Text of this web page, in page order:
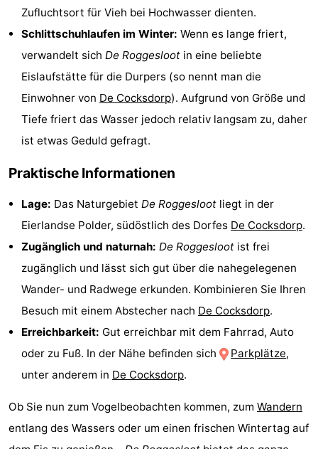
Hoogelandt
Beach
Texel
De
Texel
Kustpark
Texel
-
Sluftervallei
Strandhuys
-
Villapark
Residentie
Villapark
Hotels
(mit
Frühstück)
Lastminutes
Strand
Zufluchtsort für Vieh bei Hochwasser dienten.
Schlittschuhlaufen im Winter: Wenn es lange friert,
verwandelt sich De Roggesloot in eine beliebte
Eislaufstätte für die Durpers (so nennt man die
Einwohner von De Cocksdorp). Aufgrund von Größe und
Tiefe friert das Wasser jedoch relativ langsam zu, daher
ist etwas Geduld gefragt.
Praktische Informationen
Lage: Das Naturgebiet De Roggesloot liegt in der
Eierlandse Polder, südöstlich des Dorfes De Cocksdorp.
Zugänglich und naturnah: De Roggesloot ist frei
zugänglich und lässt sich gut über die nahegelegenen
Wander- und Radwege erkunden. Kombinieren Sie Ihren
Besuch mit einem Abstecher nach De Cocksdorp.
Erreichbarkeit: Gut erreichbar mit dem Fahrrad, Auto
oder zu Fuß. In der Nähe befinden sich
Parkplätze,
unter anderem in De Cocksdorp.
Ob Sie nun zum Vogelbeobachten kommen, zum Wandern
entlang des Wassers oder um einen frischen Wintertag auf